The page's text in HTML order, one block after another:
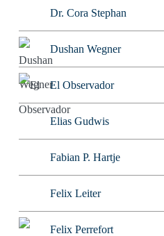
Dr. Cora Stephan
Dushan Wegner
El Observador
Elias Gudwis
Fabian P. Hartje
Felix Leiter
Felix Perrefort